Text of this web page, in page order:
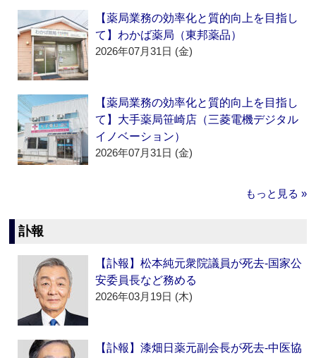
【薬局業務の効率化と質的向上を目指し
て】わかば薬局（東邦薬品）
2026年07月31日 (金)
【薬局業務の効率化と質的向上を目指し
て】大手薬局笹崎店（三菱電機デジタル
イノベーション）
2026年07月31日 (金)
もっと見る »
訃報
【訃報】松本純元衆院議員が死去‐国家公
安委員長など務める
2026年03月19日 (木)
【訃報】漆畑日薬元副会長が死去‐中医協